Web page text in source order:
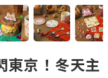
東京！冬天主